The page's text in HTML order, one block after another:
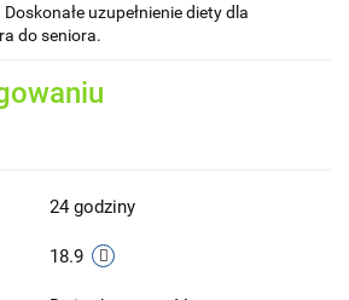
uzupełnienie diety dla
do seniora.
24 godziny
18.9